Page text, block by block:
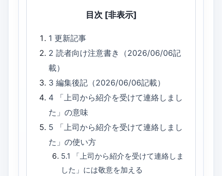
目次 [非表示]
1更新記事
2読者向け注意書き（2026/06/06記
載）
3編集後記（2026/06/06記載）
4
「上司から紹介を受けて連絡しまし
た」の意味
5
「上司から紹介を受けて連絡しまし
た」の使い方
5.1
「上司から紹介を受けて連絡しま
した」には敬意を加える